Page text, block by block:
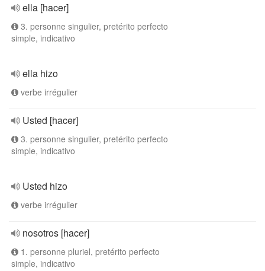
ella [hacer]
3. personne singulier, pretérito perfecto
simple, indicativo
ella hizo
verbe irrégulier
Usted [hacer]
3. personne singulier, pretérito perfecto
simple, indicativo
Usted hizo
verbe irrégulier
nosotros [hacer]
1. personne pluriel, pretérito perfecto
simple, indicativo